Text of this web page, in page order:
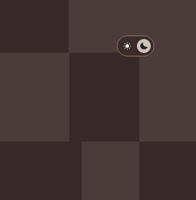
淺色模式
深色模式